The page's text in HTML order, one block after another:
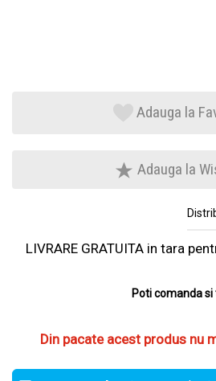
Adauga la
Adauga la
LIVRARE GRATUITA in tara
Poti comanda
Din pacate acest produs nu